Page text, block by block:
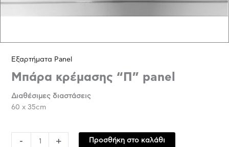
Εξαρτήματα Panel
Μπάρα κρέμασης “Π” panel
Διαθέσιμες διαστάσεις
60 x 35cm
- + Προσθήκη στο καλάθι